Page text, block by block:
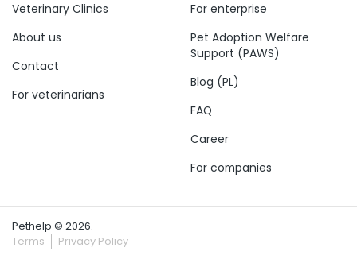
Veterinary Clinics
About us
Contact
For veterinarians
For enterprise
Pet Adoption Welfare
Support (PAWS)
Blog (PL)
FAQ
Career
For companies
Pethelp © 2026.
Terms
Privacy Policy